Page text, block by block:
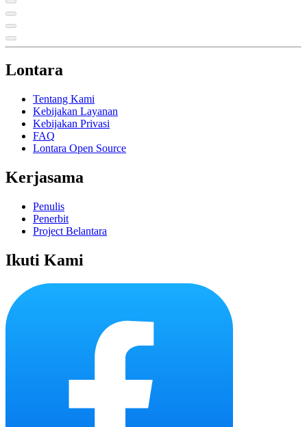
Lontara
Tentang Kami
Kebijakan Layanan
Kebijakan Privasi
FAQ
Lontara Open Source
Kerjasama
Penulis
Penerbit
Project Belantara
Ikuti Kami